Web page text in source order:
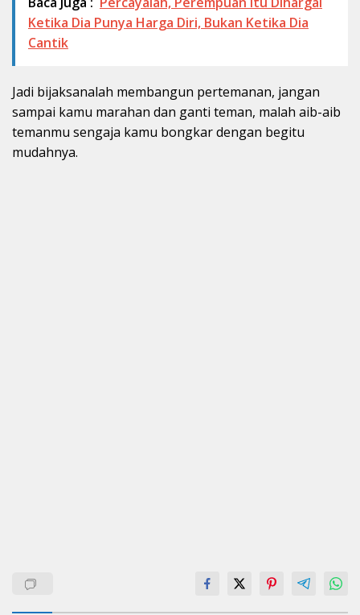
Ketika Dia Punya Harga Diri, Bukan Ketika Dia
Cantik
Jadi bijaksanalah membangun pertemanan, jangan
sampai kamu marahan dan ganti teman, malah aib-aib
temanmu sengaja kamu bongkar dengan begitu
mudahnya.